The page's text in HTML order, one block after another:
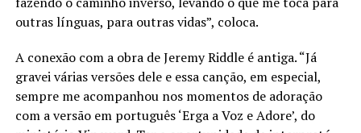
outras línguas, para outras vidas”, coloca.
A conexão com a obra de Jeremy Riddle é antiga. “Já
gravei várias versões dele e essa canção, em especial,
sempre me acompanhou nos momentos de adoração
com a versão em português ‘Erga a Voz e Adore’, do